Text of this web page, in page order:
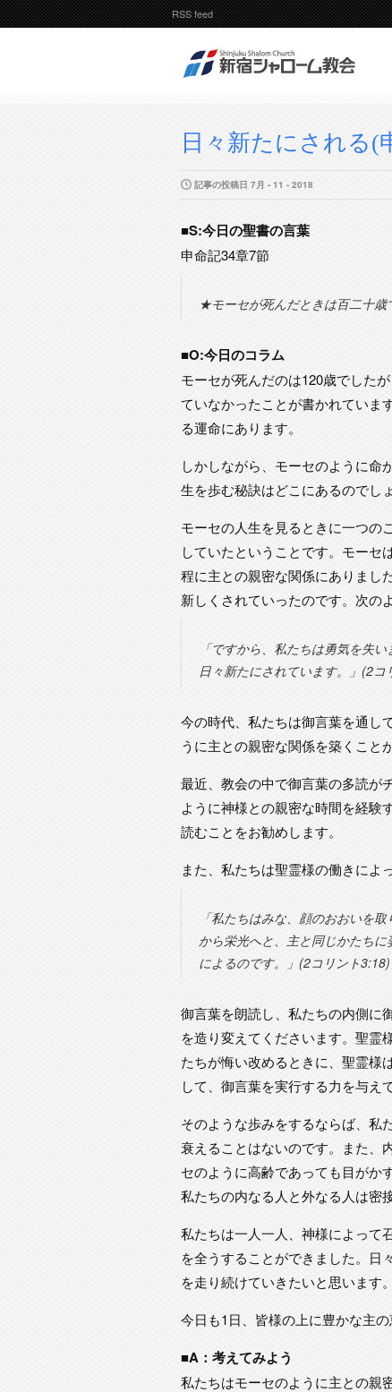
RSS feed
日々新たにされる(
記事の投稿日 7月 - 11 - 2018
■S:今日の聖書の言葉
申命記34章7節
★モーセが死んだときは百二十歳
■O:今日のコラム
モーセが死んだのは120歳でした
ていなかったことが書かれていま
る運命にあります。
しかしながら、モーセのように命
生を歩む秘訣はどこにあるのでし
モーセの人生を見るときに一つの
していたということです。モーセ
程に主との親密な関係にありまし
新しくされていったのです。次の
「ですから、私たちは勇気を失
日々新たにされています。」(2コ
今の時代、私たちは御言葉を通し
うに主との親密な関係を築くこと
最近、教会の中で御言葉の多読が
ように神様との親密な時間を経験
読むことをお勧めします。
また、私たちは聖霊様の働きによ
「私たちはみな、顔のおおいを
から栄光へと、主と同じかたち
によるのです。」(2コリント3:18)
御言葉を朗読し、私たちの内側に
を造り変えてくださいます。聖霊
たちが悔い改めるときに、聖霊様
して、御言葉を実行する力を与え
そのような歩みをするならば、私
衰えることはないのです。また、
セのように高齢であっても目がか
私たちの内なる人と外なる人は密
私たちは一人一人、神様によって
を全うすることができました。日
を走り続けていきたいと思います。
今日も1日、皆様の上に豊かな主の
■A：考えてみよう
私たちはモーセのように主との親